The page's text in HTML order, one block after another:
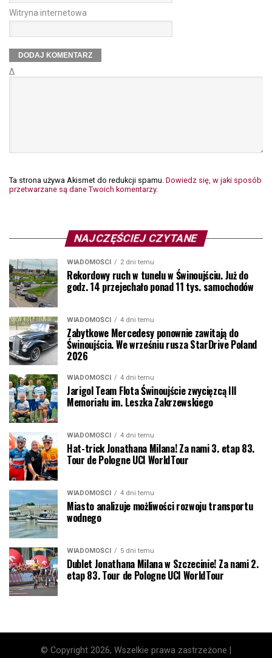
Witryna internetowa
Δ
Ta strona używa Akismet do redukcji spamu. Dowiedz się, w jaki sposób
przetwarzane są dane Twoich komentarzy.
NAJCZĘŚCIEJ CZYTANE
WIADOMOŚCI 2 dni temu
Rekordowy ruch w tunelu w Świnoujściu. Już do
godz. 14 przejechało ponad 11 tys. samochodów
WIADOMOŚCI 4 dni temu
Zabytkowe Mercedesy ponownie zawitają do
Świnoujścia. We wrześniu rusza StarDrive Poland
2026
WIADOMOŚCI 4 dni temu
Jarigol Team Flota Świnoujście zwycięzcą III
Memoriału im. Leszka Zakrzewskiego
WIADOMOŚCI 4 dni temu
Hat-trick Jonathana Milana! Za nami 3. etap 83.
Tour de Pologne UCI WorldTour
WIADOMOŚCI 4 dni temu
Miasto analizuje możliwości rozwoju transportu
wodnego
WIADOMOŚCI 5 dni temu
Dublet Jonathana Milana w Szczecinie! Za nami 2.
etap 83. Tour de Pologne UCI WorldTour
© Copyright 2026, Wszelkie prawa zastrzeżone |